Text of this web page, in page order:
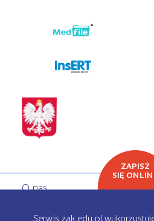
programy dla firm
O nas
Oferta edukacyjna
ZAPISZ
SIĘ
Serwis zak.edu.pl